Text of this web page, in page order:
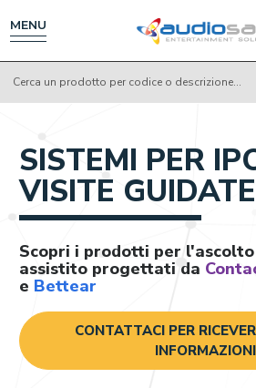
contenuto
principale
MENU
SISTEMI PER
VISITE GUIDATE
Scopri i prodotti per l'ascolto
assistito progettati da
e Bettear
CONTATTACI PER
INFORMAZIONI